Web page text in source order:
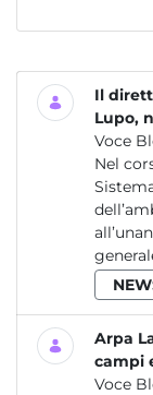
Il
Lupo,
Voce
Nel
Arpa
campi
Voce